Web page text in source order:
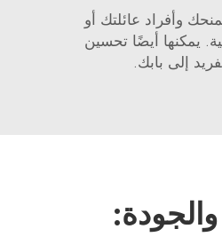
وأفراد عائلتك أو
يمكنها أيضًا تحسين
إلى بابك.
والجودة: